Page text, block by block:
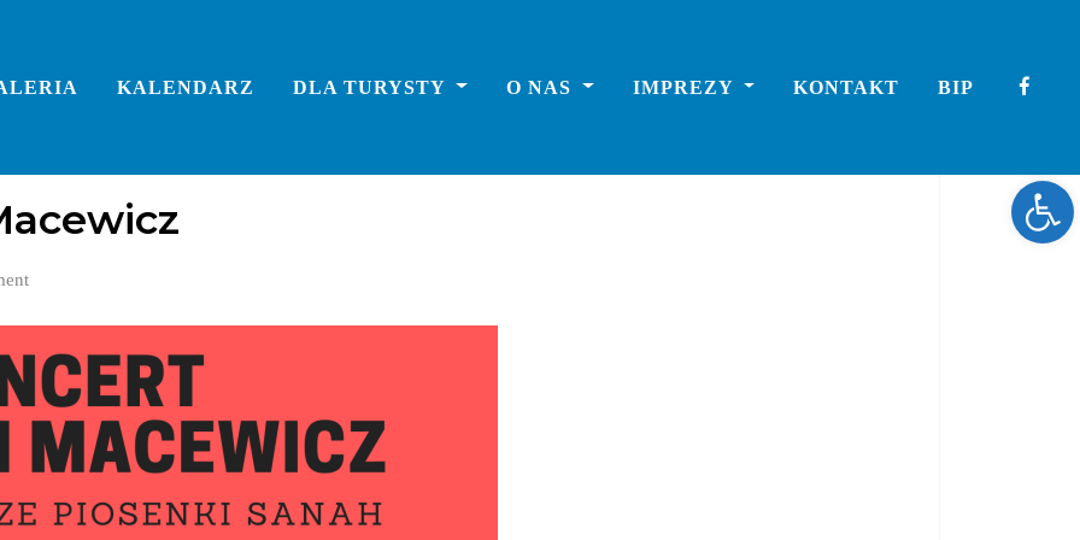
KALENDARZ DLA TURYSTY O NAS IMPREZY KONTAKT BIP